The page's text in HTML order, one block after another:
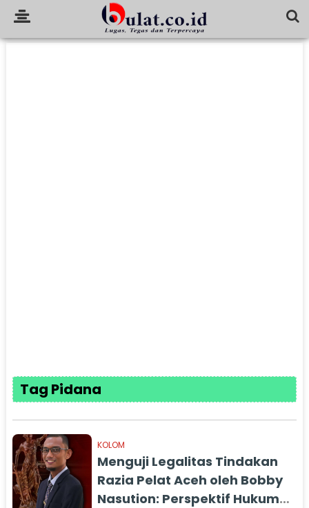
Tag Pidana
KOLOM
Menguji Legalitas Tindakan
Razia Pelat Aceh oleh Bobby
Nasution: Perspektif Hukum